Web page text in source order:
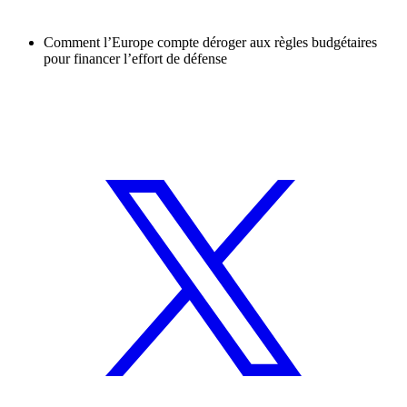
Comment l’Europe compte déroger aux règles budgétaires
pour financer l’effort de défense